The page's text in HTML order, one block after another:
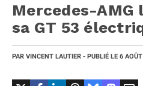
Mercedes-AMG
sa GT 53
PAR VINCENT LAUTIER - PUBLIÉ LE 6